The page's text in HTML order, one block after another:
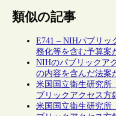
類似の記事
E741 – NIHパブリッ
務化等を含む予算案
NIHのパブリックア
の内容を含んだ法案
米国国立衛生研究所
ブリックアクセス方
米国国立衛生研究所